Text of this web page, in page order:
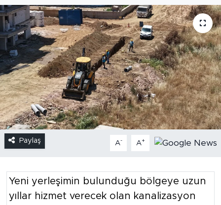
Paylaş A- A+
Yeni yerleşimin bulunduğu bölgeye uzun
yıllar hizmet verecek olan kanalizasyon